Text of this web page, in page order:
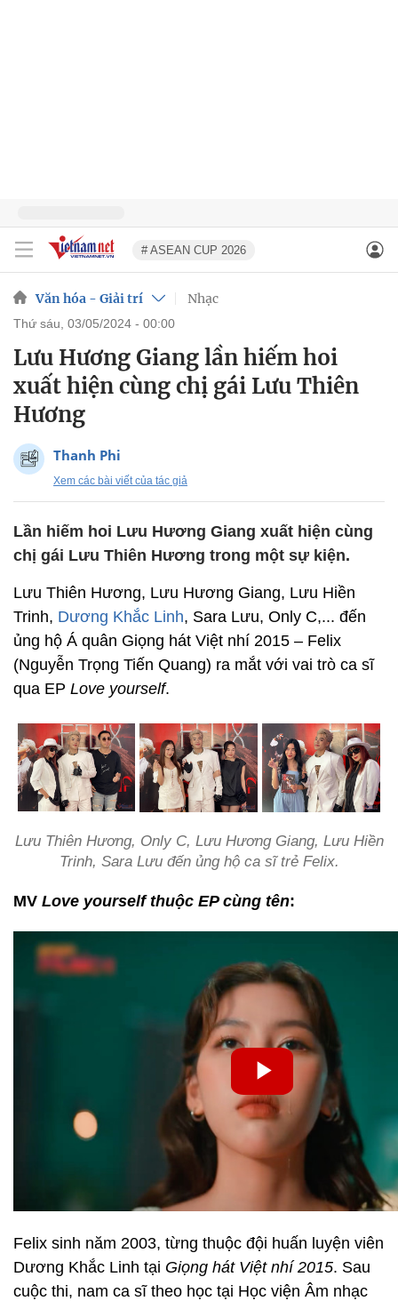
# ASEAN CUP 2026
Văn hóa - Giải trí Nhạc
thứ sáu, 03/05/2024 - 00:00
Lưu Hương Giang lần hiếm hoi
xuất hiện cùng chị gái Lưu Thiên
Hương
Thanh Phi
Xem các bài viết của tác giả
Lần hiếm hoi Lưu Hương Giang xuất hiện cùng
chị gái Lưu Thiên Hương trong một sự kiện.
Lưu Thiên Hương, Lưu Hương Giang, Lưu Hiền
Trinh, Dương Khắc Linh, Sara Lưu, Only C,... đến
ủng hộ Á quân Giọng hát Việt nhí 2015 – Felix
(Nguyễn Trọng Tiến Quang) ra mắt với vai trò ca sĩ
qua EP Love yourself.
Lưu Thiên Hương, Only C, Lưu Hương Giang, Lưu Hiền
Trinh, Sara Lưu đến ủng hộ ca sĩ trẻ Felix.
MV Love yourself thuộc EP cùng tên:
Felix sinh năm 2003, từng thuộc đội huấn luyện viên
Dương Khắc Linh tại Giọng hát Việt nhí 2015. Sau
cuộc thi, nam ca sĩ theo học tại Học viện Âm nhạc